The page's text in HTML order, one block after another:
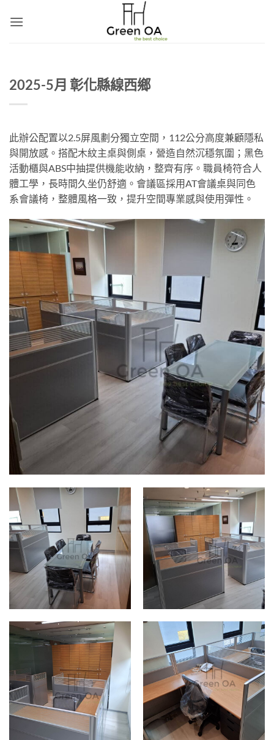
2025-5月 彰化縣線西鄉
此辦公配置以2.5屏風劃分獨立空間，112公分高度兼顧隱私
與開放感。搭配木紋主桌與側桌，營造自然沉穩氛圍；黑色
活動櫃與ABS中抽提供機能收納，整齊有序。職員椅符合人
體工學，長時間久坐仍舒適。會議區採用AT會議桌與同色
系會議椅，整體風格一致，提升空間專業感與使用彈性。